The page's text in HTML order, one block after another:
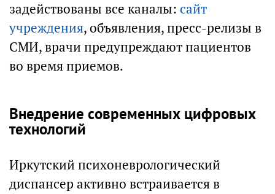
задействованы все каналы: сайт
учреждения, объявления, пресс-релизы в
СМИ, врачи предупреждают пациентов
во время приемов.
Внедрение современных цифровых
технологий
Иркутский психоневрологический
диспансер активно встраивается в